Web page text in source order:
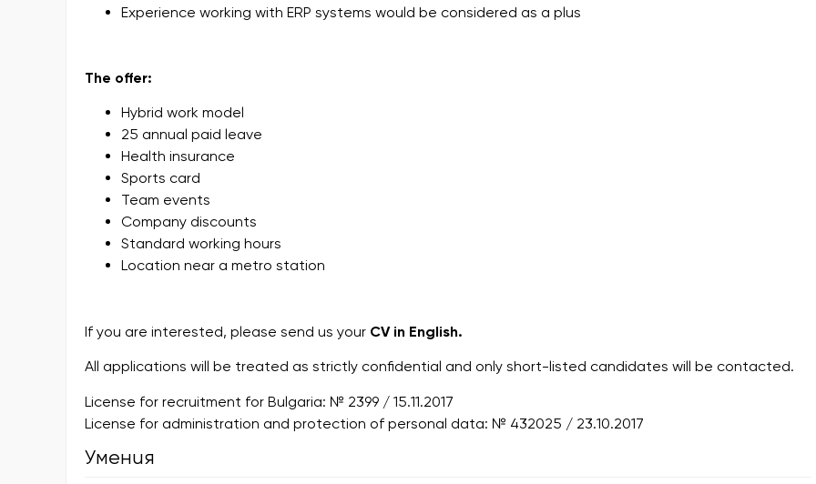
Experience working with ERP systems would be considered as a plus
The offer:
Hybrid work model
25 annual paid leave
Health insurance
Sports card
Team events
Company discounts
Standard working hours
Location near a metro station
If you are interested, please send us your CV in English.
All applications will be treated as strictly confidential and only short-listed candidates will be contacted.
License for recruitment for Bulgaria: № 2399 / 15.11.2017
License for administration and protection of personal data: № 432025 / 23.10.2017
Умения